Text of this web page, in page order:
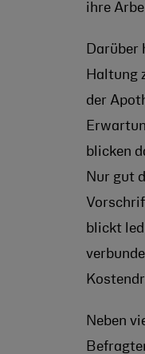
ihre
Haltung
der
blicken
Nur gut
blickt
Neben